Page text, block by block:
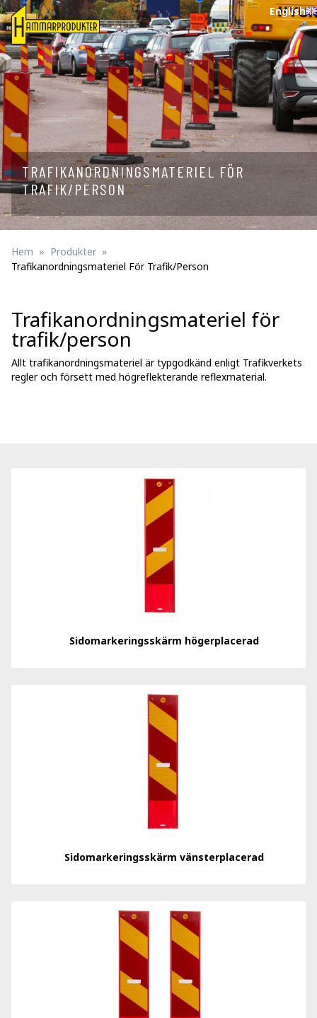
English
TRAFIKANORDNINGSMATERIEL FÖR
TRAFIK/PERSON
Hem
Produkter
Trafikanordningsmateriel För Trafik/person
Trafikanordningsmateriel för
trafik/person
Allt trafikanordningsmateriel är typgodkänd enligt Trafikverkets
regler och försett med högreflekterande reflexmaterial.
Sidomarkeringsskärm högerplacerad
Sidomarkeringsskärm vänsterplacerad